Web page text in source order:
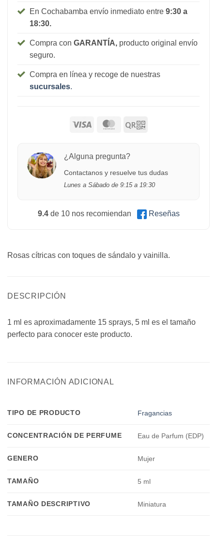
En Cochabamba envío inmediato entre 9:30 a
18:30.
Compra con GARANTÍA,producto original envío
seguro.
Compra en línea y recoge de nuestras
sucursales.
¿Alguna pregunta?
Contactanos y resuelve tus dudas
Lunes a Sábado de 9:15 a 19:30
9.4de 10 nos recomiendan Reseñas
Rosas cítricas con toques de sándalo y vainilla.
DESCRIPCIÓN
1 ml es aproximadamente 15 sprays, 5 ml es el tamaño
perfecto para conocer este producto.
INFORMACIÓN ADICIONAL
TIPO DE PRODUCTO Fragancias
CONCENTRACIÓN DE PERFUME Eau de Parfum (EDP)
GENERO Mujer
TAMAÑO 5 ml
TAMAÑO DESCRIPTIVO Miniatura